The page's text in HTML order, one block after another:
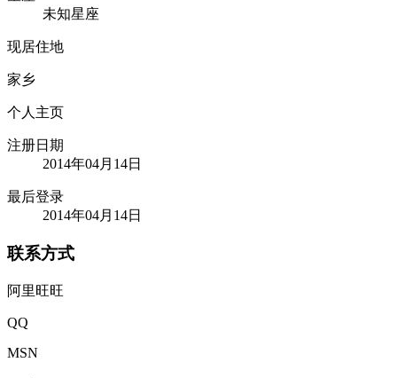
未知星座
现居住地
家乡
个人主页
注册日期
2014年04月14日
最后登录
2014年04月14日
联系方式
阿里旺旺
QQ
MSN